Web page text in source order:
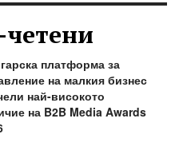
платформа за
на малкия бизнес
най-високото
на B2B Media Awards